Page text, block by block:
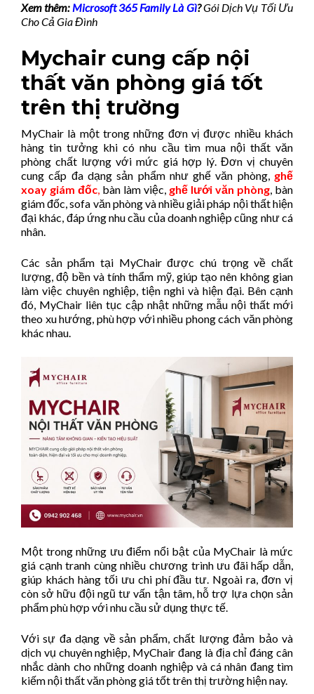
Xem thêm: Microsoft 365 Family Là Gì?Gói Dịch Vụ Tối Ưu
Cho Cả Gia Đình
Mychair cung cấp nội
thất văn phòng giá tốt
trên thị trường
MyChair là một trong những đơn vị được nhiều khách
hàng tin tưởng khi có nhu cầu tìm mua nội thất văn
phòng chất lượng với mức giá hợp lý. Đơn vị chuyên
cung cấp đa dạng sản phẩm như ghế văn phòng, ghế
xoay giám đốc, bàn làm việc, ghế lưới văn phòng, bàn
giám đốc, sofa văn phòng và nhiều giải pháp nội thất hiện
đại khác, đáp ứng nhu cầu của doanh nghiệp cũng như cá
nhân.
Các sản phẩm tại MyChair được chú trọng về chất
lượng, độ bền và tính thẩm mỹ, giúp tạo nên không gian
làm việc chuyên nghiệp, tiện nghi và hiện đại. Bên cạnh
đó, MyChair liên tục cập nhật những mẫu nội thất mới
theo xu hướng, phù hợp với nhiều phong cách văn phòng
khác nhau.
Một trong những ưu điểm nổi bật của MyChair là mức
giá cạnh tranh cùng nhiều chương trình ưu đãi hấp dẫn,
giúp khách hàng tối ưu chi phí đầu tư. Ngoài ra, đơn vị
còn sở hữu đội ngũ tư vấn tận tâm, hỗ trợ lựa chọn sản
phẩm phù hợp với nhu cầu sử dụng thực tế.
Với sự đa dạng về sản phẩm, chất lượng đảm bảo và
dịch vụ chuyên nghiệp, MyChair đang là địa chỉ đáng cân
nhắc dành cho những doanh nghiệp và cá nhân đang tìm
kiếm nội thất văn phòng giá tốt trên thị trường hiện nay.